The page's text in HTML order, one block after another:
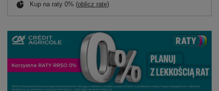
Kup na raty 0% (oblicz ratę)